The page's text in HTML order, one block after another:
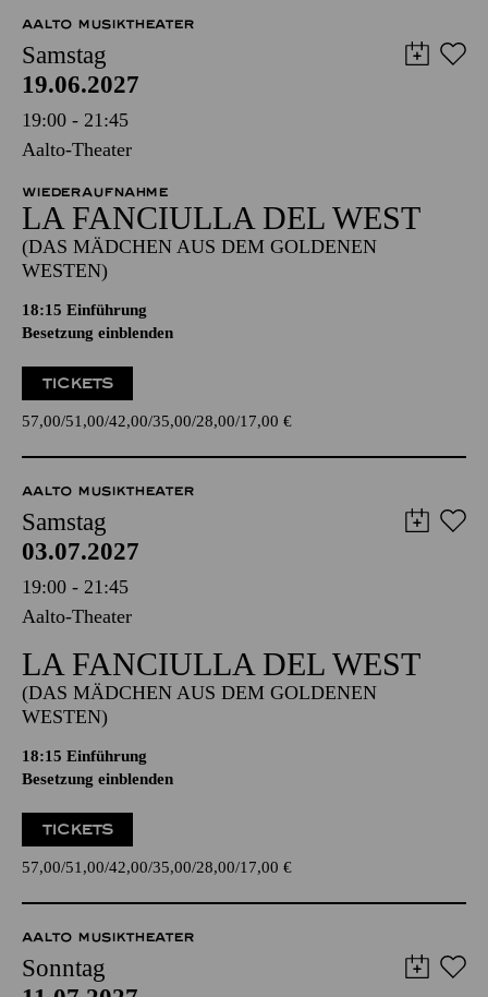
AALTO MUSIKTHEATER
Samstag
19.06.2027
19:00 - 21:45
Aalto-Theater
WIEDERAUFNAHME
LA FANCIULLA DEL WEST
(DAS MÄDCHEN AUS DEM GOLDENEN
WESTEN)
18:15 Einführung
Besetzung einblenden
TICKETS
57,00 51,00 42,00 35,00 28,00 17,00 €
AALTO MUSIKTHEATER
Samstag
03.07.2027
19:00 - 21:45
Aalto-Theater
LA FANCIULLA DEL WEST
(DAS MÄDCHEN AUS DEM GOLDENEN
WESTEN)
18:15 Einführung
Besetzung einblenden
TICKETS
57,00 51,00 42,00 35,00 28,00 17,00 €
AALTO MUSIKTHEATER
Sonntag